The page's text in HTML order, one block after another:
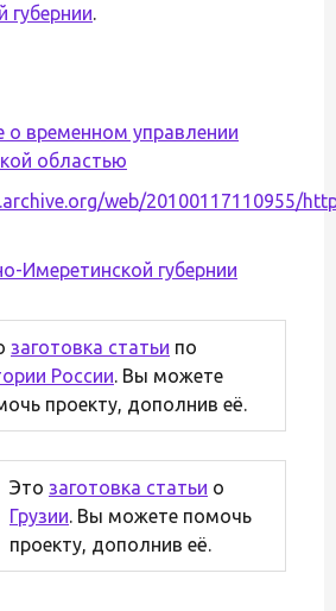
губернии.
о временном управлении
областью
web/20100117110955/
Имеретинской губернии
заготовка статьи по
России. Вы можете
проекту, дополнив её.
Это заготовка статьи о
Грузии. Вы можете помочь
проекту, дополнив её.